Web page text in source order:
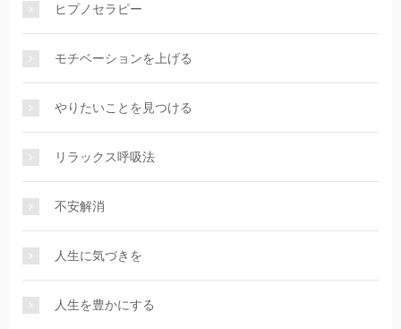
ヒプノセラピー
モチベーションを上げる
やりたいことを見つける
リラックス呼吸法
不安解消
人生に気づきを
人生を豊かにする